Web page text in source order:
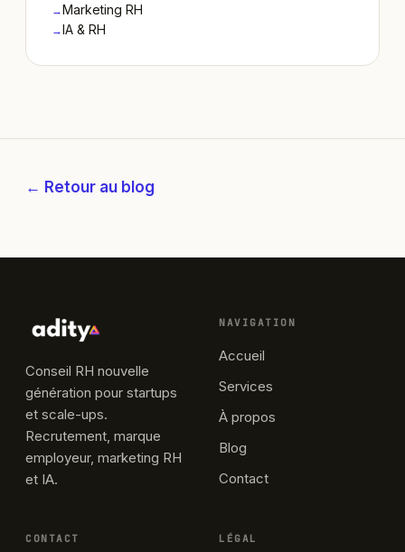
→Marketing RH
→IA & RH
← Retour au blog
Conseil RH nouvelle
génération pour startups
et scale-ups.
Recrutement, marque
employeur, marketing RH
et IA.
NAVIGATION
Accueil
Services
À propos
Blog
Contact
CONTACT LÉGAL